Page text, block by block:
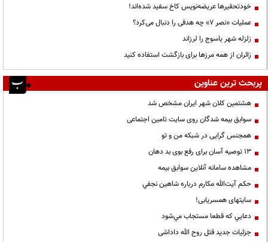
خودتحقیرها عریضه‌نویس کاخ سفید شده‌اند!
عملیات «نصر ۷» چه هدفی را دنبال می‌کرد؟
زلزله شهر یاسوج را لرزاند
زائران از همه مرزها برای بازگشت استفاده کنید
پربحث ترین عناوین
هشتمین کلان شهر ایران مشخص شد
سوابق بیمه شدگان روی سایت تامین اجتماعی
همجنس گرایی در شبکه من و تو
13 توصیه آسان برای رفع بوی بد دهان
مشاهده سامانه آنلاين سوابق بیمه
حكم آيت‌الله مكارم درباره شاهين نجفي
سایتهای همسریابی!
دعايي كه قطعا مستجاب مي‌شود
جزئیات جدید قتل روح الله داداشی